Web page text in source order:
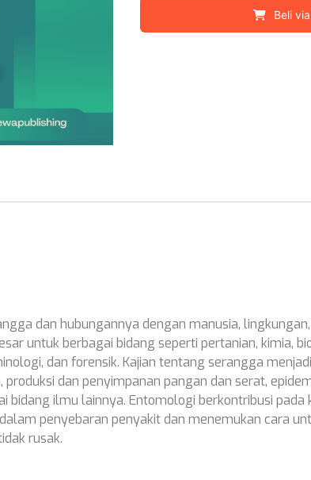
Beli
dan hubungannya dengan manusia,
untuk berbagai bidang seperti pertanian, kimia,
dan forensik. Kajian tentang serangga
dan penyimpanan pangan dan serat,
bidang ilmu lainnya. Entomologi berkontribusi pada
penyebaran penyakit dan menemukan cara
rusak.